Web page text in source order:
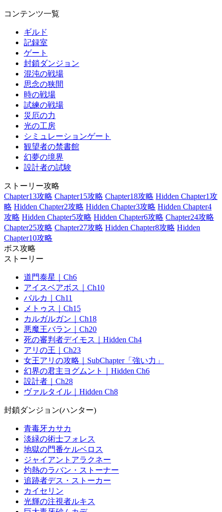
コンテンツ一覧
ギルド
記録室
ゲート
封鎖ダンジョン
混沌の戦場
思念の狭間
時の戦場
試練の戦場
災厄の力
光の工房
シミュレーションゲート
観望者の禁書館
幻夢の境界
設計者の試験
ストーリー攻略
Chapter13攻略 Chapter15攻略 Chapter18攻略 Hidden Chapter1攻
略 Hidden Chapter2攻略 Hidden Chapter3攻略 Hidden Chapter4
攻略 Hidden Chapter5攻略 Hidden Chapter6攻略 Chapter24攻略
Chapter25攻略 Chapter27攻略 Hidden Chapter8攻略 Hidden
Chapter10攻略
ボス攻略
ストーリー
道門泰星｜Ch6
アイスベアボス｜Ch10
バルカ｜Ch11
メトゥス｜Ch15
カルガルガン｜Ch18
悪魔王バラン｜Ch20
死の審判者デイモス｜Hidden Ch4
アリの王｜Ch23
女王アリの攻略｜SubChapter「強い力」
幻界の君主ヨグムント｜Hidden Ch6
設計者｜Ch28
ヴァルタイル｜Hidden Ch8
封鎖ダンジョン(ハンター)
青毒牙カサカ
淡緑の術士フォレス
地獄の門番ケルベロス
ジャイアントアラクネー
灼熱のラバン・ストーナー
追跡者デス・ストーカー
カイセリン
光輝の注視者ルキス